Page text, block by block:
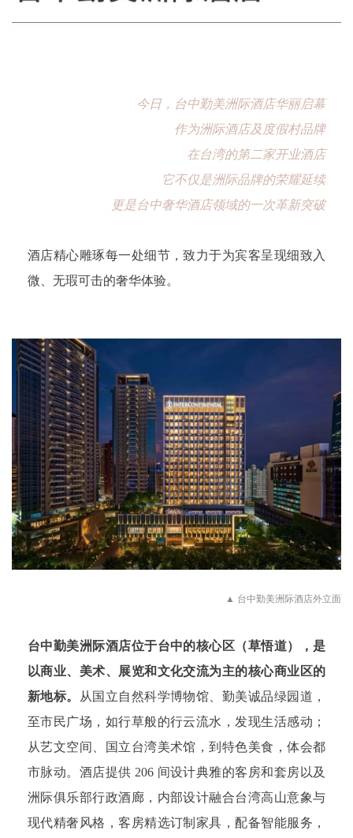
今日，台中勤美洲际酒店华丽启幕
作为洲际酒店及度假村品牌
在台湾的第二家开业酒店
它不仅是洲际品牌的荣耀延续
更是台中奢华酒店领域的一次革新突破
酒店精心雕琢每一处细节，致力于为宾客呈现细致入
微、无瑕可击的奢华体验。
▲ 台中勤美洲际酒店外立面
台中勤美洲际酒店位于台中的核心区（草悟道），是
以商业、美术、展览和文化交流为主的核心商业区的
新地标。
从国立自然科学博物馆、勤美诚品绿园道，
至市民广场，如行草般的行云流水，发现生活感动；
从艺文空间、国立台湾美术馆，到特色美食，体会都
市脉动。 酒店提供 206 间设计典雅的客房和套房 以及
洲际俱乐部行政酒廊， 内部设计融合台湾高山意象与
现代精奢风格，客房精选订制家具，配备智能服务，